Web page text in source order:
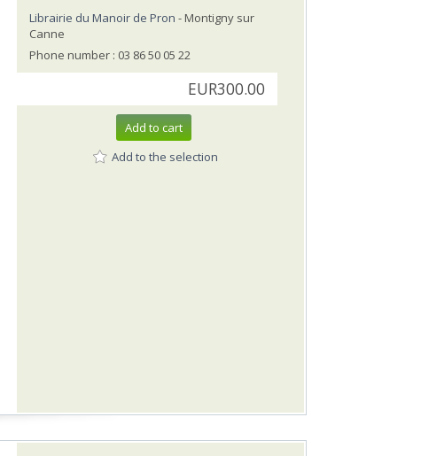
Librairie du Manoir de Pron - Montigny sur
Canne
Phone number : 03 86 50 05 22
EUR300.00
Add to cart
Add to the selection